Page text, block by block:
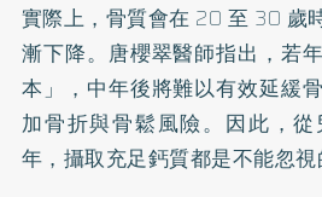
實際上，骨質會在 20 至 30 歲
漸下降。唐櫻翠醫師指出，若
本」，中年後將難以有效延緩
加骨折與骨鬆風險。因此，
年，攝取充足鈣質都是不能忽視